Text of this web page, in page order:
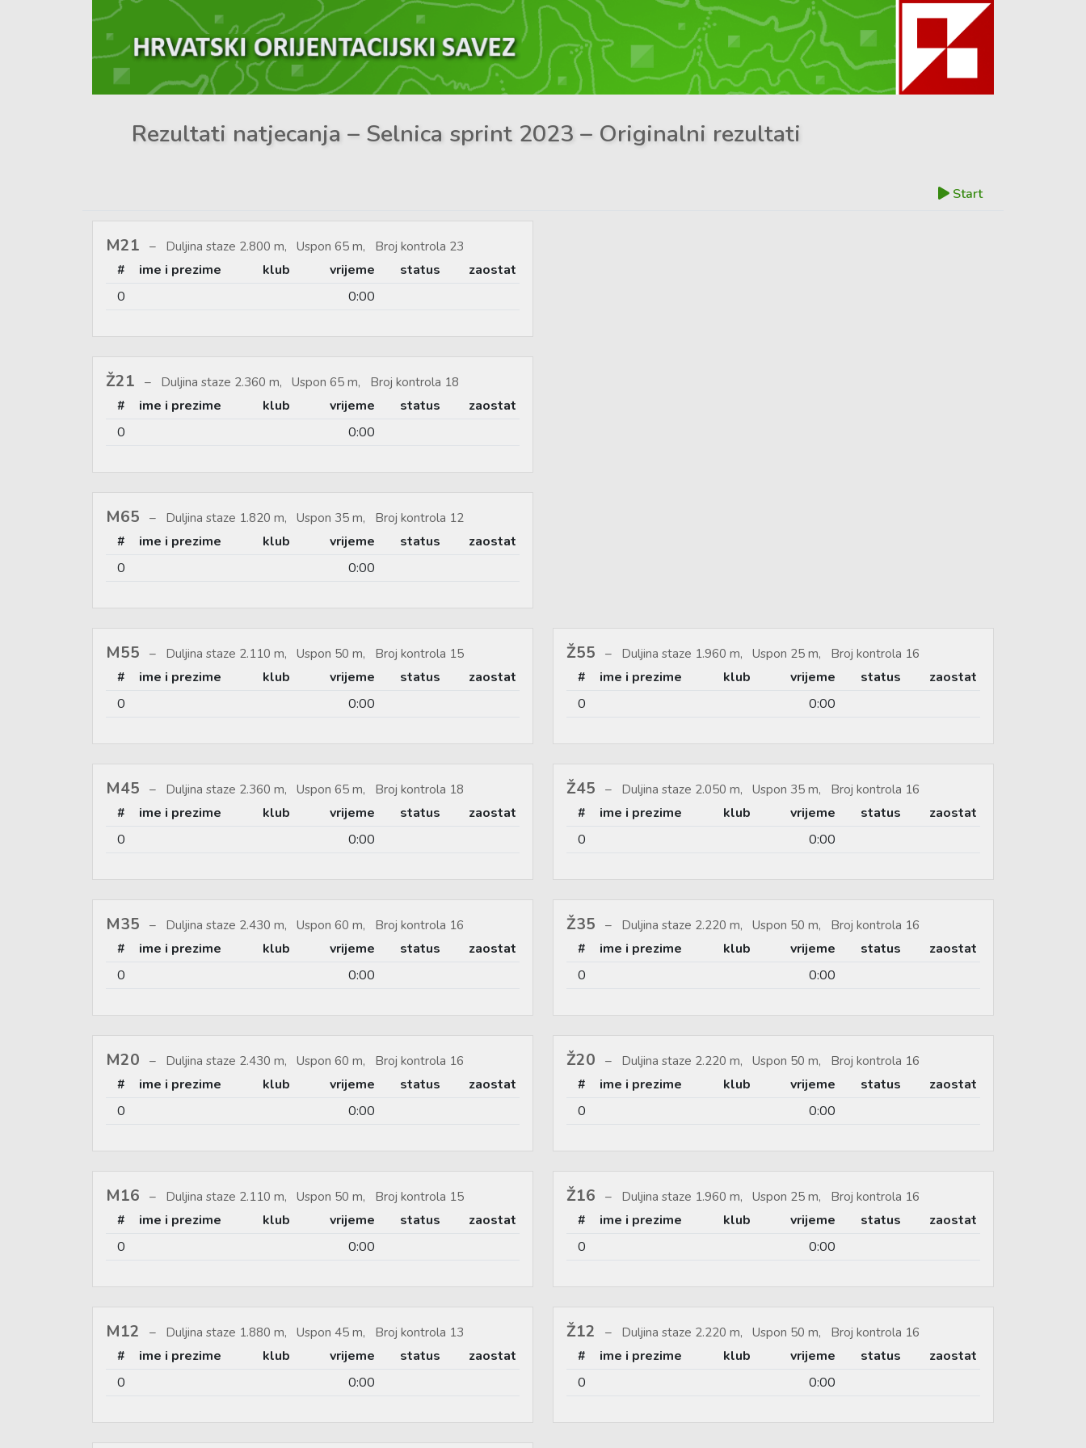
Rezultati natjecanja – Selnica sprint 2023 – Originalni rezultati
Start
M21 Duljina staze 2.800 m, Uspon 65 m, Broj kontrola 23
# ime i prezime klub vrijeme status
zaostat
0
0:00
Ž21 Duljina staze 2.360 m, Uspon 65 m, Broj kontrola 18
# ime i prezime klub vrijeme status
zaostat
0
0:00
M65 Duljina staze 1.820 m, Uspon 35 m, Broj kontrola 12
# ime i prezime klub vrijeme status
zaostat
0
0:00
M55 Duljina staze 2.110 m, Uspon 50 m, Broj kontrola 15
# ime i prezime klub vrijeme status
zaostat
0
0:00
Ž55 Duljina staze 1.960 m, Uspon 25 m, Broj kontrola 16
# ime i prezime klub vrijeme status
zaostat
0
0:00
M45 Duljina staze 2.360 m, Uspon 65 m, Broj kontrola 18
# ime i prezime klub vrijeme status
zaostat
0
0:00
Ž45 Duljina staze 2.050 m, Uspon 35 m, Broj kontrola 16
# ime i prezime klub vrijeme status
zaostat
0
0:00
M35 Duljina staze 2.430 m, Uspon 60 m, Broj kontrola 16
# ime i prezime klub vrijeme status
zaostat
0
0:00
Ž35 Duljina staze 2.220 m, Uspon 50 m, Broj kontrola 16
# ime i prezime klub vrijeme status
zaostat
0
0:00
M20 Duljina staze 2.430 m, Uspon 60 m, Broj kontrola 16
# ime i prezime klub vrijeme status
zaostat
0
0:00
Ž20 Duljina staze 2.220 m, Uspon 50 m, Broj kontrola 16
# ime i prezime klub vrijeme status
zaostat
0
0:00
M16 Duljina staze 2.110 m, Uspon 50 m, Broj kontrola 15
# ime i prezime klub vrijeme status
zaostat
0
0:00
Ž16 Duljina staze 1.960 m, Uspon 25 m, Broj kontrola 16
# ime i prezime klub vrijeme status
zaostat
0
0:00
M12 Duljina staze 1.880 m, Uspon 45 m, Broj kontrola 13
# ime i prezime klub vrijeme status
zaostat
0
0:00
Ž12 Duljina staze 2.220 m, Uspon 50 m, Broj kontrola 16
# ime i prezime klub vrijeme status
zaostat
0
0:00